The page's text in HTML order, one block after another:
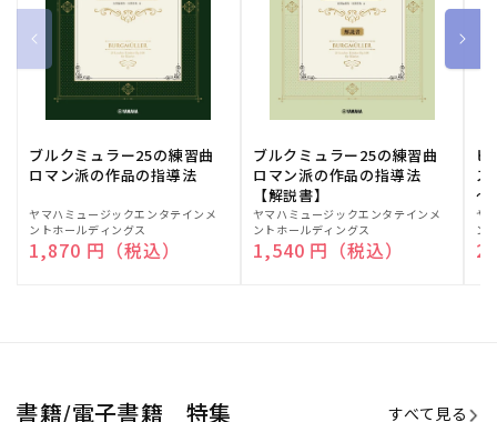
ブルクミュラー25の練習曲
ロマン派の作品の指導法
販
売
元:
ヤマハミュージックエンタテインメ
ントホールディングス
通常価格
1,870 円（税込）
ブルクミュラー25の練習曲
ロマン派の作品の指導法
【解説書】
販
売
元:
ヤマハミュージックエンタテインメ
ントホールディングス
通常価格
1,540 円（税込）
ピ
ス
～
販
売
元:
ヤ
ン
書籍/電子書籍 特集 すべて見る